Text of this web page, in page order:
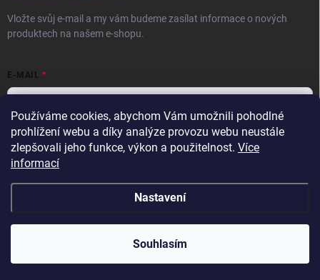
Používáme cookies, abychom Vám umožnili pohodlné
prohlížení webu a díky analýze provozu webu neustále
zlepšovali jeho funkce, výkon a použitelnost. Více
informací
Nastavení
Souhlasím
Vložte svůj e-mail a my vám budeme zasílat informace o nových
produktech na našem e-shopu.
E-MAIL
Vložením e-mailu souhlasíte spodmínkami ochrany osobních údajů
Přihlásit se
Bylinná lékárna . Všechna práva vyhrazena.